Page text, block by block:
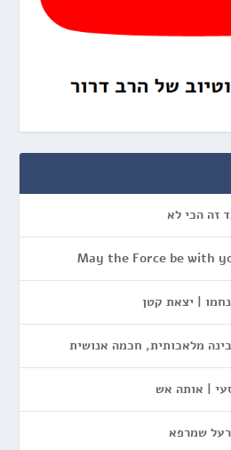
זה הכי לא
| יצאת קטן
מלאכותית, חכמה אנושית
| אותה אש
שמרפא